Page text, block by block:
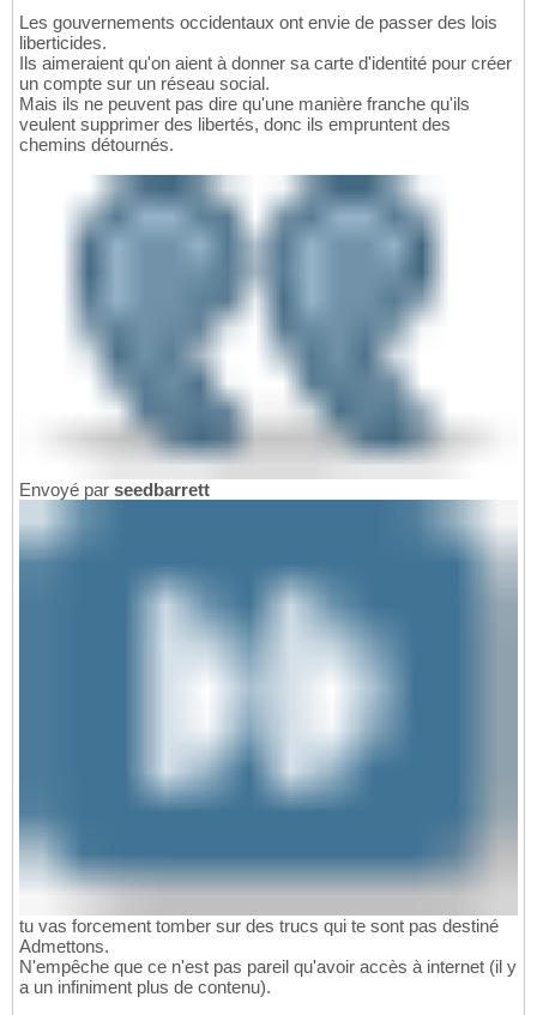
Les gouvernements occidentaux ont envie de passer des lois
liberticides.
Ils aimeraient qu'on aient à donner sa carte d'identité pour créer
un compte sur un réseau social.
Mais ils ne peuvent pas dire qu'une manière franche qu'ils
veulent supprimer des libertés, donc ils empruntent des
chemins détournés.
Envoyé par seedbarrett
tu vas forcement tomber sur des trucs qui te sont pas destiné
Admettons.
N'empêche que ce n'est pas pareil qu'avoir accès à internet (il y
a un infiniment plus de contenu).